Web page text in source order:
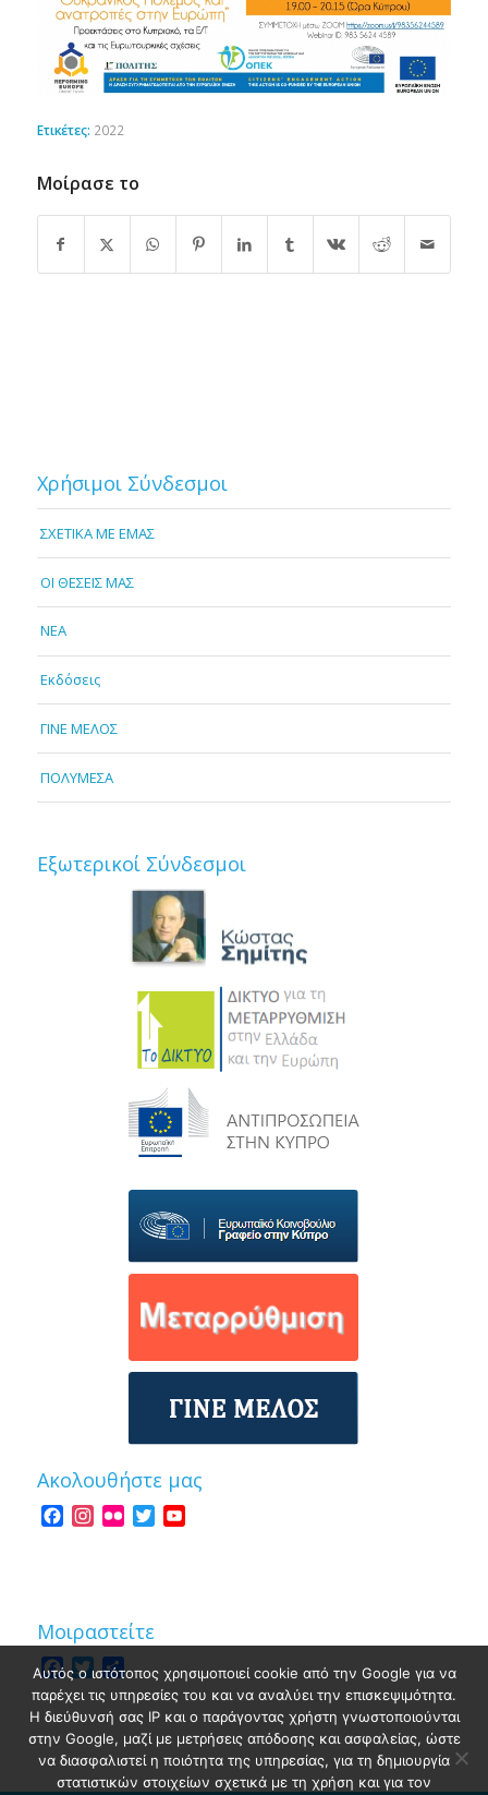
Ετικέτες: 2022
Μοίρασε το
Χρήσιμοι Σύνδεσμοι
ΣΧΕΤΙΚΑ ΜΕ ΕΜΑΣ
OI ΘΕΣΕΙΣ ΜΑΣ
NEA
Εκδόσεις
ΓΙΝΕ ΜΕΛΟΣ
ΠΟΛΥΜΕΣΑ
Εξωτερικοί Σύνδεσμοι
Ακολουθήστε μας
Facebook
Instagram
Flickr Twitter
Μοιραστείτε
Facebook
Twitter
Share
Αυτός ο ιστότοπος χρησιμοποιεί cookie από την Google για να
παρέχει τις υπηρεσίες του και να αναλύει την επισκεψιμότητα.
Η διεύθυνσή σας IP και ο παράγοντας χρήστη γνωστοποιούνται
στην Google, μαζί με μετρήσεις απόδοσης και ασφαλείας, ώστε
να διασφαλιστεί η ποιότητα της υπηρεσίας, για τη δημιουργία
στατιστικών στοιχείων σχετικά με τη χρήση και για τον